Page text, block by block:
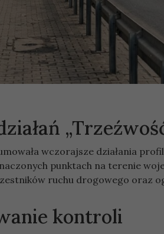
wczorajsze działania
punktach na terenie
ruchu drogowego oraz
kontroli